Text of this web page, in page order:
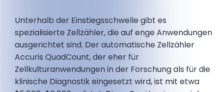
Unterhalb der Einstiegsschwelle gibt es
spezialisierte Zellzähler, die auf enge Anwendungen
ausgerichtet sind. Der automatische Zellzähler
Accuris QuadCount, der eher für
Zellkulturanwendungen in der Forschung als für die
klinische Diagnostik eingesetzt wird, ist mit etwa